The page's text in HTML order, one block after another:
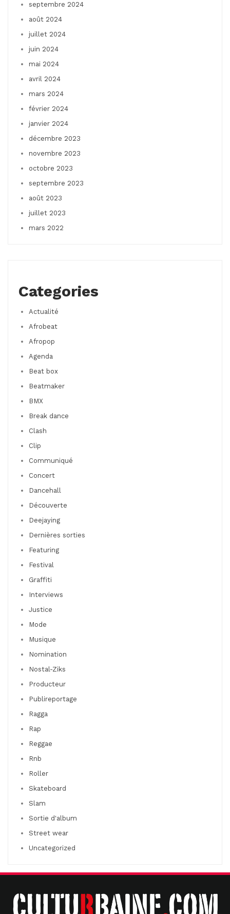
septembre 2024
août 2024
juillet 2024
juin 2024
mai 2024
avril 2024
mars 2024
février 2024
janvier 2024
décembre 2023
novembre 2023
octobre 2023
septembre 2023
août 2023
juillet 2023
mars 2022
Categories
Actualité
Afrobeat
Afropop
Agenda
Beat box
Beatmaker
BMX
Break dance
Clash
Clip
Communiqué
Concert
Dancehall
Découverte
Deejaying
Dernières sorties
Featuring
Festival
Graffiti
Interviews
Justice
Mode
Musique
Nomination
Nostal-Ziks
Producteur
Publireportage
Ragga
Rap
Reggae
Rnb
Roller
Skateboard
Slam
Sortie d'album
Street wear
Uncategorized